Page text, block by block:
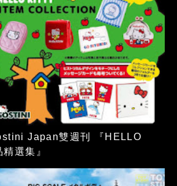
Japan雙週刊 『HELLO
選集』